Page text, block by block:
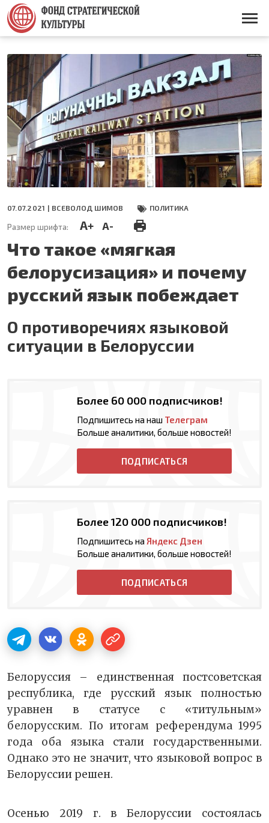
Перейти
основному
содержанию
Основная
07.07.2021 | ВСЕВОЛОД ШИМОВ ПОЛИТИКА
Размер шрифта: A+ A-
Что такое «мягкая
белорусизация» и почему
русский язык побеждает
О противоречиях языковой
ситуации в Белоруссии
Более 60 000 подписчиков!
Подпишитесь на наш Телеграм
Больше аналитики, больше новостей!
ПОДПИСАТЬСЯ
Более 120 000 подписчиков!
Подпишитесь на Яндекс Дзен
Больше аналитики, больше новостей!
ПОДПИСАТЬСЯ
Белоруссия – единственная постсоветская
республика, где русский язык полностью
уравнен в статусе с «титульным»
белорусским. По итогам референдума 1995
года оба языка стали государственными.
Однако это не значит, что языковой вопрос в
Белоруссии решен.
Осенью 2019 г. в Белоруссии состоялась